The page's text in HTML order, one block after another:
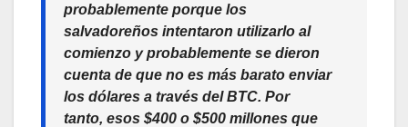
probablemente porque los
salvadoreños intentaron utilizarlo al
comienzo y probablemente se dieron
cuenta de que no es más barato enviar
los dólares a través del BTC. Por
tanto, esos $400 o $500 millones que